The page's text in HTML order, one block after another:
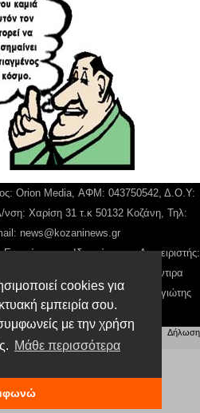
cookies για
εμπειρία σου.
με την χρήση
Μάθε περισσότερα
Orion Media, ΑΦΜ: 043750542, Δ.Ο.Υ:
Χαρίση 31 τ.κ 50132 Κοζάνη, Τηλ:
news@kozaninews.gr
Ιδιοκτήτης και Διαχειριστής:
Γιαννουσά Βασιλική, Διευθύντιρα
Δικαιούχος domain name Παναγιώτης
Φιλίππου
Προσωπικών Δεδομένων |Όροι χρήσης
Δήλωση